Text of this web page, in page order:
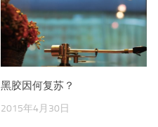
黑胶因何复苏？
2015年4月30日